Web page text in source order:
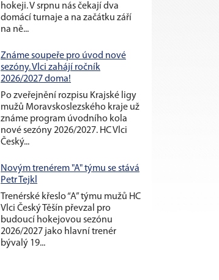
hokeji. V srpnu nás čekají dva
domácí turnaje a na začátku září
na ně...
Známe soupeře pro úvod nové
sezóny. Vlci zahájí ročník
2026/2027 doma!
Po zveřejnění rozpisu Krajské ligy
mužů Moravskoslezského kraje už
známe program úvodního kola
nové sezóny 2026/2027. HC Vlci
Český...
Novým trenérem "A" týmu se stává
Petr Tejkl
Trenérské křeslo “A” týmu mužů HC
Vlci Český Těšín převzal pro
budoucí hokejovou sezónu
2026/2027 jako hlavní trenér
bývalý 19...